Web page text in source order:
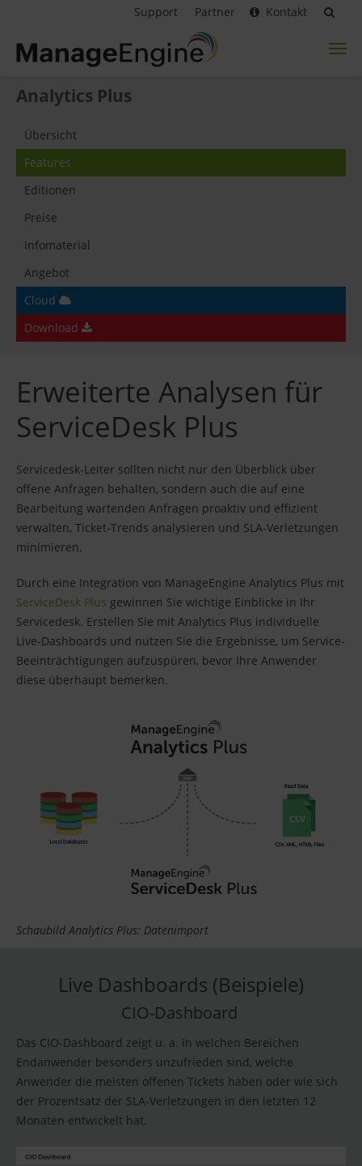
Support Partner Kontakt
Analytics Plus
Übersicht
Features
Editionen
Preise
Infomaterial
Angebot
Cloud
Download
Erweiterte Analysen für
ServiceDesk Plus
Servicedesk-Leiter sollten nicht nur den Überblick über
offene Anfragen behalten, sondern auch die auf eine
Bearbeitung wartenden Anfragen proaktiv und effizient
verwalten, Ticket-Trends analysieren und SLA-Verletzungen
minimieren.
Durch eine Integration von ManageEngine Analytics Plus mit
ServiceDesk Plus gewinnen Sie wichtige Einblicke in Ihr
Servicedesk. Erstellen Sie mit Analytics Plus individuelle
Live-Dashboards und nutzen Sie die Ergebnisse, um Service-
Beeinträchtigungen aufzuspüren, bevor Ihre Anwender
diese überhaupt bemerken.
Schaubild Analytics Plus: Datenimport
Live Dashboards (Beispiele)
CIO-Dashboard
Das CIO-Dashboard zeigt u. a. in welchen Bereichen
Endanwender besonders unzufrieden sind, welche
Anwender die meisten offenen Tickets haben oder wie sich
der Prozentsatz der SLA-Verletzungen in den letzten 12
Monaten entwickelt hat.